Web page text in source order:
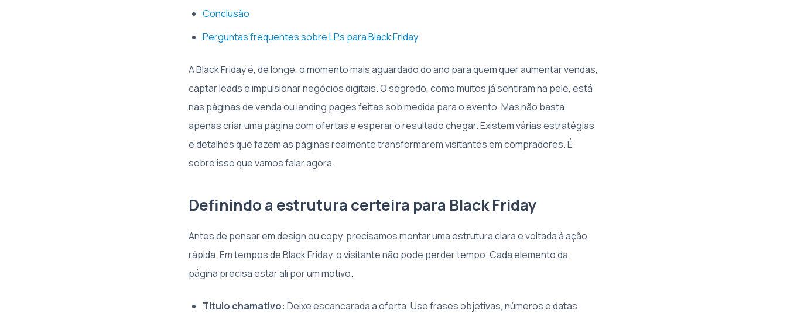
Conclusão
Perguntas frequentes sobre LPs para Black Friday
A Black Friday é, de longe, o momento mais aguardado do ano para quem quer aumentar vendas,
captar leads e impulsionar negócios digitais. O segredo, como muitos já sentiram na pele, está
nas páginas de venda ou landing pages feitas sob medida para o evento. Mas não basta
apenas criar uma página com ofertas e esperar o resultado chegar. Existem várias estratégias
e detalhes que fazem as páginas realmente transformarem visitantes em compradores. É
sobre isso que vamos falar agora.
Definindo a estrutura certeira para Black Friday
Antes de pensar em design ou copy, precisamos montar uma estrutura clara e voltada à ação
rápida. Em tempos de Black Friday, o visitante não pode perder tempo. Cada elemento da
página precisa estar ali por um motivo.
Título chamativo: Deixe escancarada a oferta. Use frases objetivas, números e datas